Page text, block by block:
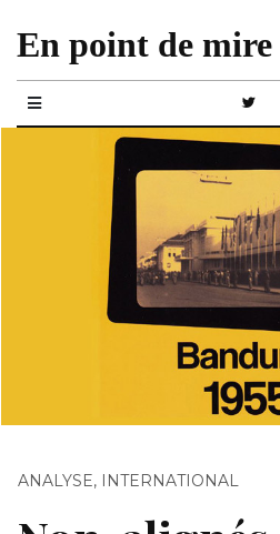
En point de mire
ANALYSE, INTERNATIONAL